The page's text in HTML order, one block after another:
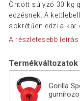
Öntött súlyzó 30 kg
edzésnek. A
sokrétűen edzi a
A részletesebb
Termékváltozatok
Gorilla